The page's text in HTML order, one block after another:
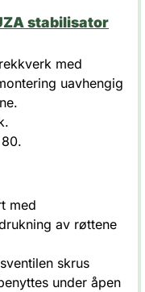
stabilisator
med
uavhengig
med
av røttene
skrus
under åpen